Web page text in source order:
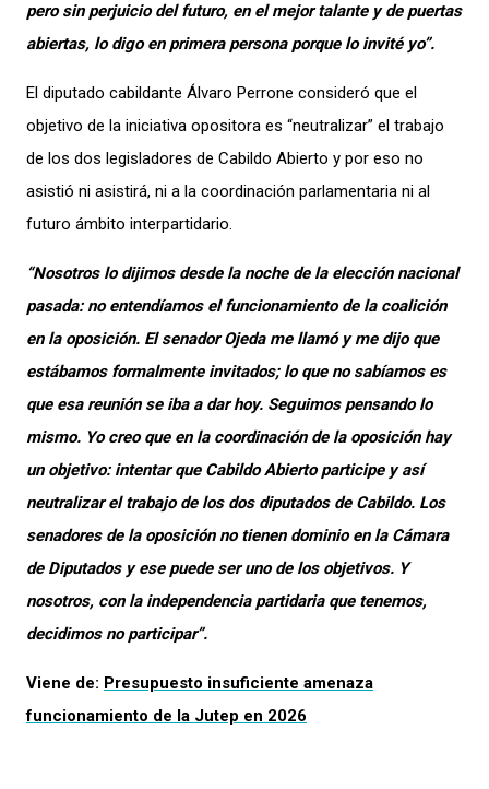
pero sin perjuicio del futuro, en el mejor talante y de puertas
abiertas, lo digo en primera persona porque lo invité yo”.
El diputado cabildante Álvaro Perrone consideró que el
objetivo de la iniciativa opositora es “neutralizar” el trabajo
de los dos legisladores de Cabildo Abierto y por eso no
asistió ni asistirá, ni a la coordinación parlamentaria ni al
futuro ámbito interpartidario.
“Nosotros lo dijimos desde la noche de la elección nacional
pasada: no entendíamos el funcionamiento de la coalición
en la oposición. El senador Ojeda me llamó y me dijo que
estábamos formalmente invitados; lo que no sabíamos es
que esa reunión se iba a dar hoy. Seguimos pensando lo
mismo. Yo creo que en la coordinación de la oposición hay
un objetivo: intentar que Cabildo Abierto participe y así
neutralizar el trabajo de los dos diputados de Cabildo. Los
senadores de la oposición no tienen dominio en la Cámara
de Diputados y ese puede ser uno de los objetivos. Y
nosotros, con la independencia partidaria que tenemos,
decidimos no participar”.
Viene de: Presupuesto insuficiente amenaza
funcionamiento de la Jutep en 2026